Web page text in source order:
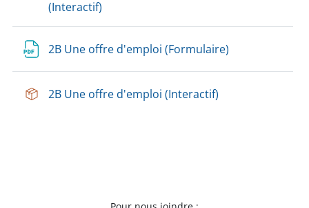
(Interactif)
2B Une offre d'emploi (Formulaire)
2B Une offre d'emploi (Interactif)